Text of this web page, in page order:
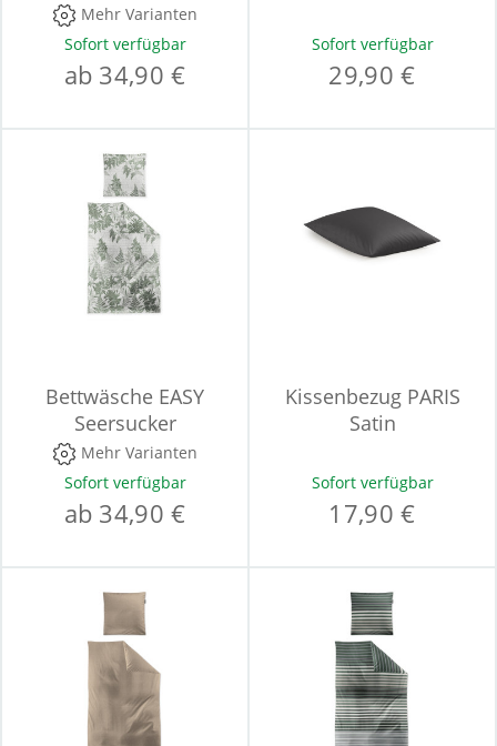
Mehr Varianten
Sofort verfügbar
ab 34,90 €
Sofort verfügbar
29,90 €
Bettwäsche EASY
Seersucker
Mehr Varianten
Sofort verfügbar
ab 34,90 €
Kissenbezug PARIS
Satin
Sofort verfügbar
17,90 €